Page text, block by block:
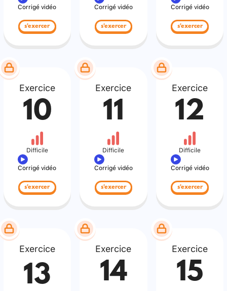
Corrigé vidéo
s'exercer
Corrigé vidéo
s'exercer
Corrigé vidéo
s'exercer
Exercice
10
Difficile
Corrigé vidéo
s'exercer
Exercice
11
Difficile
Corrigé vidéo
s'exercer
Exercice
12
Difficile
Corrigé vidéo
s'exercer
Exercice
13
Exercice
14
Exercice
15